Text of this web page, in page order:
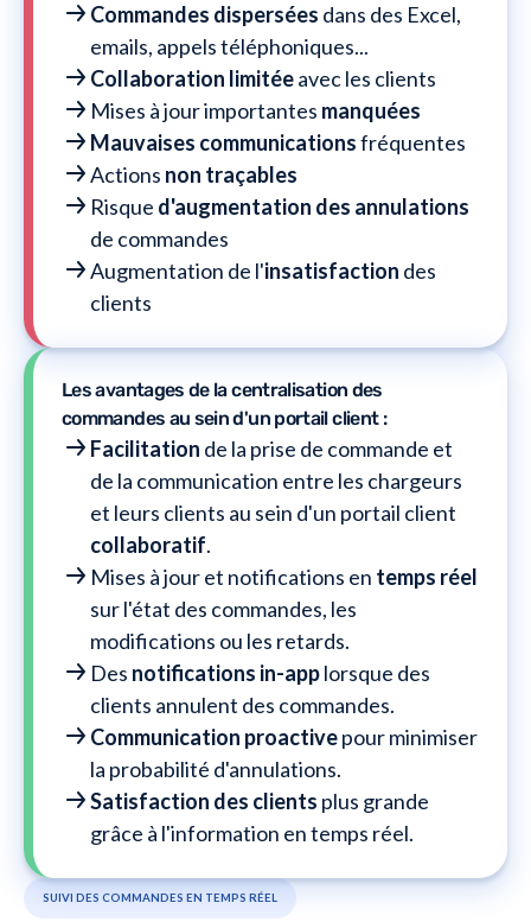
Commandes dispersées dans des Excel,
emails, appels téléphoniques...
Collaboration limitéeavec les clients
Mises à jour importantes manquées
Mauvaises communicationsfréquentes
Actions non traçables
Risque d'augmentation des annulations
de commandes
Augmentation de l'insatisfaction des
clients
Les avantages de la centralisation des
commandes au sein d'un portail client :
Facilitation de la prise de commande et
de la communication entre les chargeurs
et leurs clients au sein d'un portail client
collaboratif.
Mises à jour et notifications en temps réel
sur l'état des commandes, les
modifications ou les retards.
Des notifications in-applorsque des
clients annulent des commandes.
Communication proactivepour minimiser
la probabilité d'annulations.
Satisfaction des clients plus grande
grâce à l'information en temps réel.
SUIVI DES COMMANDES EN TEMPS RÉEL